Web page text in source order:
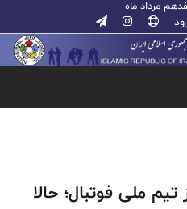
مرداد ماه
ملی فوتبال؛ حالا